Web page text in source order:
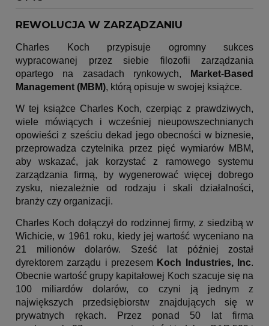
REWOLUCJA W ZARZĄDZANIU
Charles Koch przypisuje ogromny sukces
wypracowanej przez siebie filozofii zarządzania
opartego na zasadach rynkowych,
Market-Based
Management (MBM), którą opisuje w swojej książce.
W tej książce Charles Koch, czerpiąc z prawdziwych,
wiele mówiących i wcześniej nieupowszechnianych
opowieści z sześciu dekad jego obecności w biznesie,
przeprowadza czytelnika przez pięć wymiarów MBM,
aby wskazać, jak korzystać z ramowego systemu
zarządzania firmą, by wygenerować więcej dobrego
zysku, niezależnie od rodzaju i skali działalności,
branży czy organizacji.
Charles Koch dołączył do rodzinnej firmy, z siedzibą w
Wichicie, w 1961 roku, kiedy jej wartość wyceniano na
21 milionów dolarów. Sześć lat później został
dyrektorem zarządu i prezesem Koch Industries, Inc.
Obecnie wartość grupy kapitałowej Koch szacuje się na
100 miliardów dolarów, co czyni ją jednym z
największych przedsiębiorstw znajdujących się w
prywatnych rękach. Przez ponad 50 lat firma